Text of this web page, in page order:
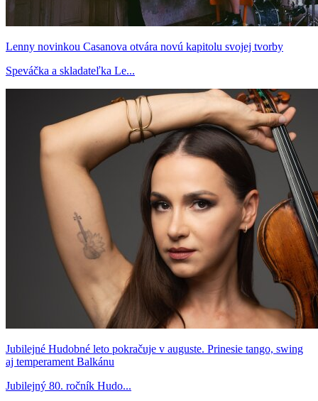
Lenny novinkou Casanova otvára novú kapitolu svojej tvorby
Speváčka a skladateľka Le...
Jubilejné Hudobné leto pokračuje v auguste. Prinesie tango, swing
aj temperament Balkánu
Jubilejný 80. ročník Hudo...